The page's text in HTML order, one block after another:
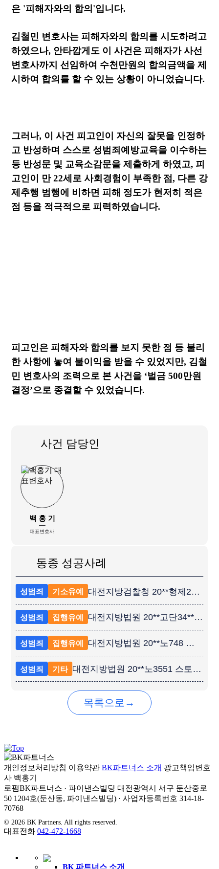
은 '피해자와의 합의 '입니다.
김철민 변호사는 피해자와의 합의를 시도하려고
하였으나, 안타깝게도 이 사건은 피해자가 사선
변호사까지 선임하여 수천만원의 합의금액을 제
시하여 합의를 할 수 있는 상황이 아니었습니다.
그러나, 이 사건 피고인이 자신의 잘못을 인정하
고 반성하며 스스로 성범죄예방교육을 이수하는
등 반성문 및 교육소감문을 제출하게 하였고, 피
고인이 만 22세로 사회경험이 부족한 점, 다른 강
제추행 범행에 비하면 피해 정도가 현저히 적은
점 등을 적극적으로 피력하였습니다.
피고인은 피해자와 합의를 보지 못한 점 등 불리
한 사항에 놓여 불이익을 받을 수 있었지만, 김철
민 변호사의 조력으로 본 사건을 ‘벌금 500만원
결정’으로 종결할 수 있었습니다.
목록으로 →
사건 담당인
백 홍 기
대표변호사
동종 성공사례
성범죄 기소유예 대전지방검찰청 20**형제223** 공무원 스토킹 재범 기소유예 성공사례
성범죄 집행유예 대전지방법원 20**고단34** 공연음란 4회재범 집행유예 성공사례
성범죄 집행유예 대전지방법원 20**노748 강제추행 항소심 원심파기 석방 성공사례
성범죄 기타 대전지방법원 20**노3551 스토킹처벌법위반 항소심 검사 항소 기각 성공사례
개인정보처리방침 이용약관 BK파트너스 소개 광고책임변호
사 백홍기
로펌BK파트너스 · 파이낸스빌딩 대전광역시 서구 둔산중로
50 1204호(둔산동, 파이낸스빌딩) · 사업자등록번호 314-18-
70768
© 2026 BK Partners. All rights reserved.
대표전화 042-472-1668
BK 파트너스 소개